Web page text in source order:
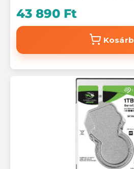
43 890 Ft